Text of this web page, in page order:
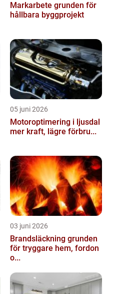
Markarbete grunden för
hållbara byggprojekt
05 juni 2026
Motoroptimering i ljusdal
mer kraft, lägre förbru...
03 juni 2026
Brandsläckning grunden
för tryggare hem, fordon
o...